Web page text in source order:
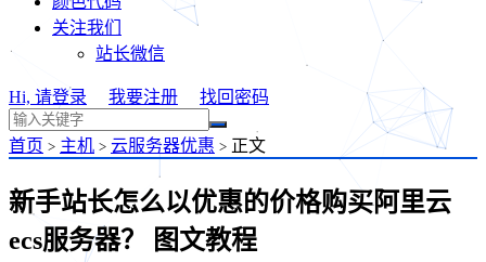
关注我们
站长微信
Hi, 请登录 我要注册 找回密码
首页 > 主机 > 云服务器优惠 > 正文
新手站长怎么以优惠的价格购买阿里云
ecs服务器？
图文教程